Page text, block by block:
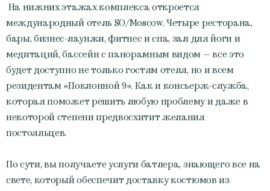
На нижних этажах комплекса откроется
международный отель SO/Moscow. Четыре ресторана,
бары, бизнес-лаунжи, фитнес и спа, зал для йоги и
медитаций, бассейн с панорамным видом — все это
будет доступно не только гостям отеля, но и всем
резидентам «Поклонной 9». Как и консьерж-служба,
которая поможет решить любую проблему и даже в
некоторой степени предвосхитит желания
постояльцев.
По сути, вы получаете услуги батлера, знающего все на
свете, который обеспечит доставку костюмов из